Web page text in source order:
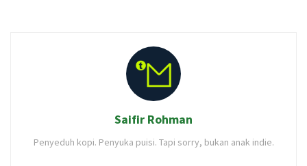
Saifir Rohman
Penyeduh kopi. Penyuka puisi. Tapi sorry, bukan anak indie.